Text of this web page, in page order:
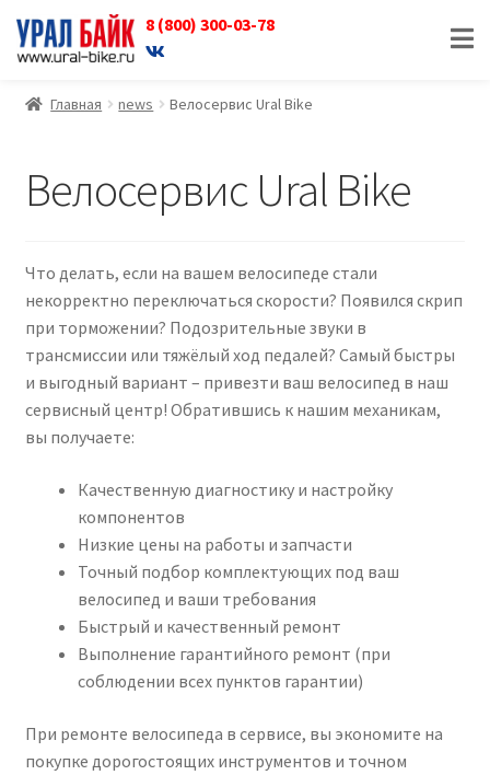
8 (800) 300-03-78
Перейти
к
навигации
Перейти
к
содержимому
Главная news Велосервис Ural Bike
Велосервис Ural Bike
Что делать, если на вашем велосипеде стали
некорректно переключаться скорости? Появился скрип
при торможении? Подозрительные звуки в
трансмиссии или тяжёлый ход педалей? Самый быстры
и выгодный вариант – привезти ваш велосипед в наш
сервисный центр! Обратившись к нашим механикам,
вы получаете:
Качественную диагностику и настройку
компонентов
Низкие цены на работы и запчасти
Точный подбор комплектующих под ваш
велосипед и ваши требования
Быстрый и качественный ремонт
Выполнение гарантийного ремонт (при
соблюдении всех пунктов гарантии)
При ремонте велосипеда в сервисе, вы экономите на
покупке дорогостоящих инструментов и точном